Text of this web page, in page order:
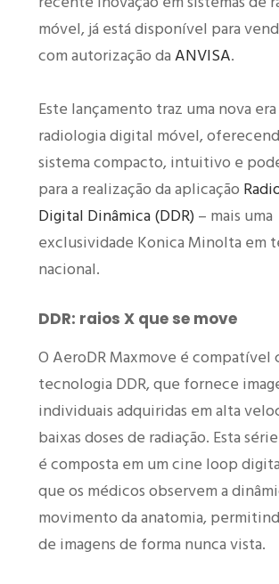
móvel, já está disponível para
com autorização daANVISA.
Este lançamento traz uma nova era
radiologia digital móvel,
sistema compacto, intuitivo e
para a realização da aplicação
Digital Dinâmica (DDR)– mais uma
exclusividade Konica Minolta em
nacional.
DDR: raios X que se move
O AeroDR Maxmove é compatível
tecnologia DDR, que fornece
individuais adquiridas em alta
baixas doses de radiação. Esta
é composta em um cine loop
que os médicos observem a
movimento da anatomia,
de imagens de forma nunca vista.